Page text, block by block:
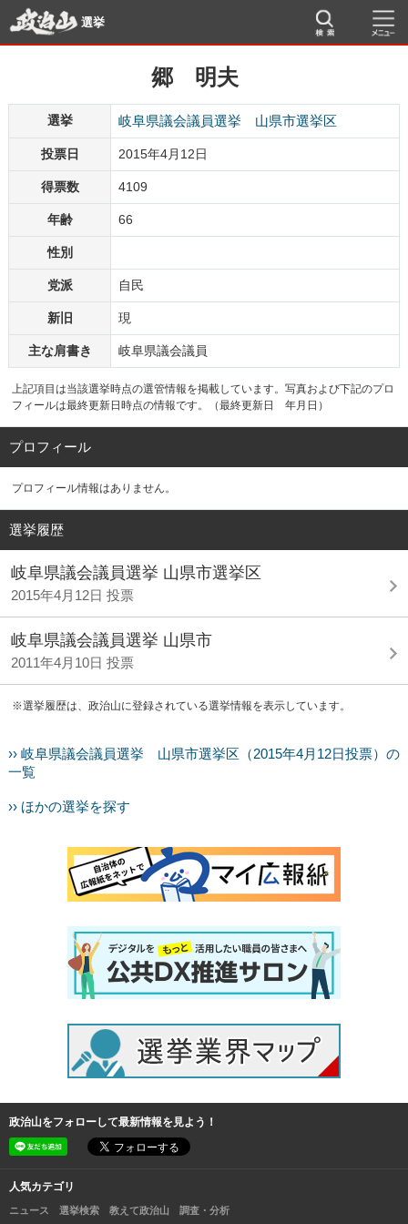
選挙
郷 明夫
選挙 岐阜県議会議員選挙 山県市選挙区
投票日 2015年4月12日
得票数 4109
年齢 66
性別
党派 自民
新旧 現
主な肩書き 岐阜県議会議員
上記項目は当該選挙時点の選管情報を掲載しています。写真および下記のプロ
フィールは最終更新日時点の情報です。（最終更新日 年月日）
プロフィール
プロフィール情報はありません。
選挙履歴
岐阜県議会議員選挙 山県市選挙区
2015年4月12日 投票
岐阜県議会議員選挙 山県市
2011年4月10日 投票
※選挙履歴は、政治山に登録されている選挙情報を表示しています。
›› 岐阜県議会議員選挙 山県市選挙区（2015年4月12日投票）の
一覧
›› ほかの選挙を探す
政治山をフォローして最新情報を見よう！
人気カテゴリ
ニュース 選挙検索 教えて政治山 調査・分析